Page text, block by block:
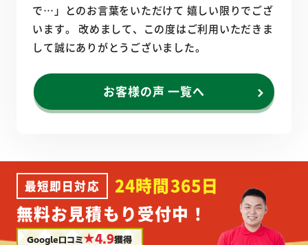
で…」とのお言葉をいただけて 嬉しい限りでござ
います。 改めまして、この度はご利用いただきま
して誠にありがとうございました。
お客様の声 一覧へ
最短即日対応
24時間365日
無料お見積もり受付中！
Google口コミ★4.9獲得